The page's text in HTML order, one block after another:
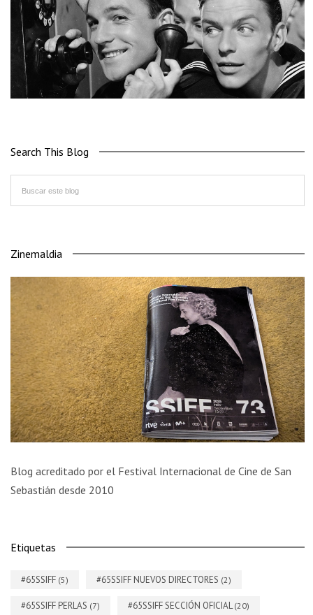
Search This Blog
Zinemaldia
Blog acreditado por el Festival Internacional de Cine de San
Sebastián desde 2010
Etiquetas
#65SSIFF (5) #65SSIFF NUEVOS DIRECTORES (2)
#65SSIFF PERLAS (7) #65SSIFF SECCIÓN OFICIAL(20)